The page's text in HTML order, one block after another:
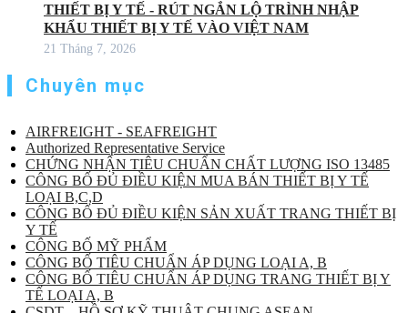
THIẾT BỊ Y TẾ - RÚT NGẮN LỘ TRÌNH NHẬP
KHẨU THIẾT BỊ Y TẾ VÀO VIỆT NAM
21 Tháng 7, 2026
Chuyên mục
AIRFREIGHT - SEAFREIGHT
Authorized Representative Service
CHỨNG NHẬN TIÊU CHUẨN CHẤT LƯỢNG ISO 13485
CÔNG BỐ ĐỦ ĐIỀU KIỆN MUA BÁN THIẾT BỊ Y TẾ
LOẠI B,C,D
CÔNG BỐ ĐỦ ĐIỀU KIỆN SẢN XUẤT TRANG THIẾT BỊ
Y TẾ
CÔNG BỐ MỸ PHẨM
CÔNG BỐ TIÊU CHUẨN ÁP DỤNG LOẠI A, B
CÔNG BỐ TIÊU CHUẨN ÁP DỤNG TRANG THIẾT BỊ Y
TẾ LOẠI A, B